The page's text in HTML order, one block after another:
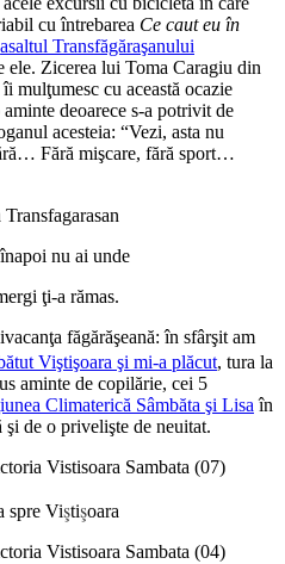
cu întrebarea Ce caut eu în
asaltul Transfăgăraşanului
ele. Zicerea lui Toma Caragiu din
mulţumesc cu această ocazie
deoarece s-a potrivit de
acesteia: “Vezi, asta nu
Fără mişcare, fără sport…
nu ai unde
ţi-a rămas.
făgărăşeană: în sfârşit am
Viştişoara şi mi-a plăcut, tura la
aminte de copilărie, cei 5
Climaterică Sâmbăta şi Lisa în
şi de o privelişte de neuitat.
spre Viştişoara